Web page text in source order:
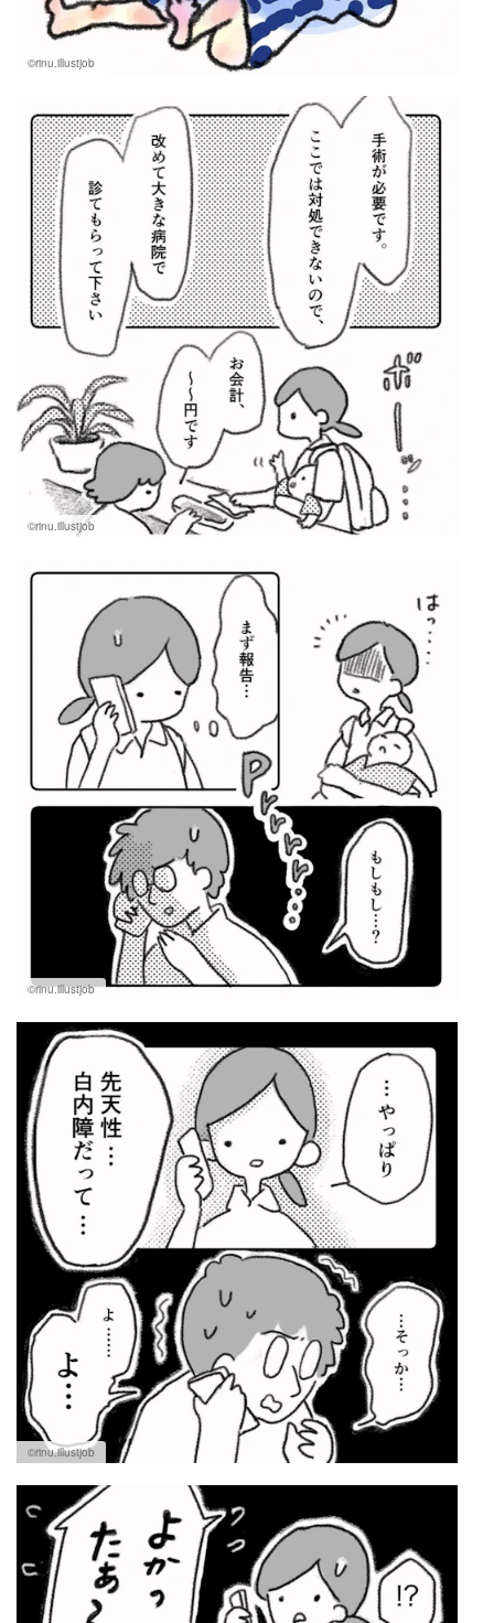
©rinu.illustjob
©rinu.illustjob
©rinu.illustjob
©rinu.illustjob